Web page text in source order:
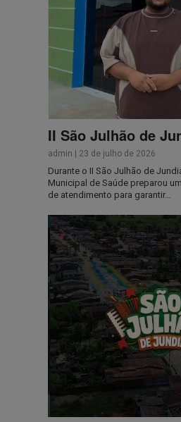
II São Julhão de
admin 23 de julho de 2026
Durante o II São Julhão de
Municipal de Saúde preparou
de atendimento para garantir…